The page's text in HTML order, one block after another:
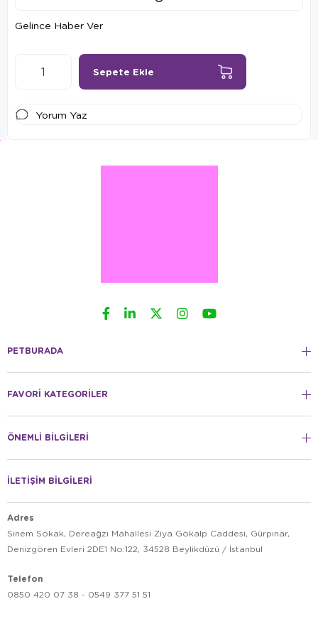
Gelince Haber Ver
Yorum Yaz
PETBURADA
FAVORİ KATEGORİLER
ÖNEMLİ BİLGİLERİ
İLETİŞİM BİLGİLERİ
Adres
Sinem Sokak, Dereağzı Mahallesi Ziya Gökalp Caddesi, Gürpınar,
Denizgören Evleri 2DE1 No:122, 34528 Beylikdüzü / İstanbul
Telefon
0850 420 07 38 - 0549 377 51 51